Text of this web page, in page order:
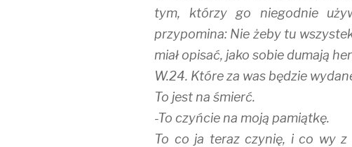
tym, którzy go niegodnie
przypomina: Nie żeby tu
miał opisać, jako sobie dumają
W.24. Które za was będzie
To jest na śmierć.
-To czyńcie na moją pamiątkę.
To co ja teraz czynię, i co wy z